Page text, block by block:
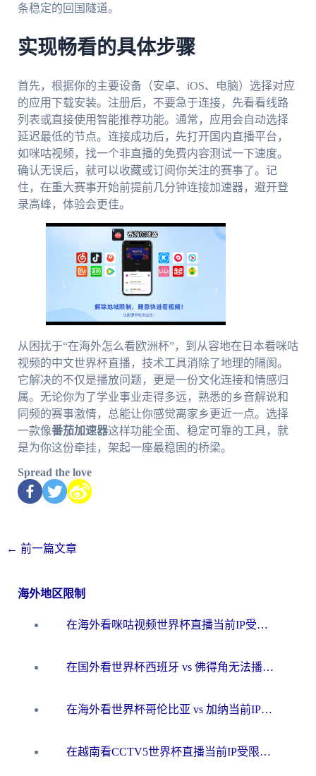
条稳定的回国隧道。
实现畅看的具体步骤
首先，根据你的主要设备（安卓、iOS、电脑）选择对应
的应用下载安装。注册后，不要急于连接，先看看线路
列表或直接使用智能推荐功能。通常，应用会自动选择
延迟最低的节点。连接成功后，先打开国内直播平台，
如咪咕视频，找一个非直播的免费内容测试一下速度。
确认无误后，就可以收藏或订阅你关注的赛事了。记
住，在重大赛事开始前提前几分钟连接加速器，避开登
录高峰，体验会更佳。
从困扰于“在海外怎么看欧洲杯”，到从容地在日本看咪咕
视频的中文世界杯直播，技术工具消除了地理的隔阂。
它解决的不仅是播放问题，更是一份文化连接和情感归
属。无论你为了学业事业走得多远，熟悉的乡音解说和
同频的赛事激情，总能让你感觉离家乡更近一点。选择
一款像番茄加速器这样功能全面、稳定可靠的工具，就
是为你这份牵挂，架起一座最稳固的桥梁。
Spread the love
← 前一篇文章
海外地区限制
在海外看咪咕视频世界杯直播当前IP受限制？这篇指南帮你搞定所有体育赛事观看难题
在国外看世界杯西班牙 vs 佛得角无法播放？这篇指南帮你解锁所有中文体育直播
在海外看世界杯哥伦比亚 vs 加纳当前IP受限制？这篇指南帮你流畅看中文解说赛事
在越南看CCTV5世界杯直播当前IP受限制？海外党体育观赛终极指南来了